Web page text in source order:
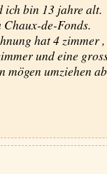
ich bin 13 jahre alt.
de-Fonds.
hat 4 zimmer
und eine
umziehen